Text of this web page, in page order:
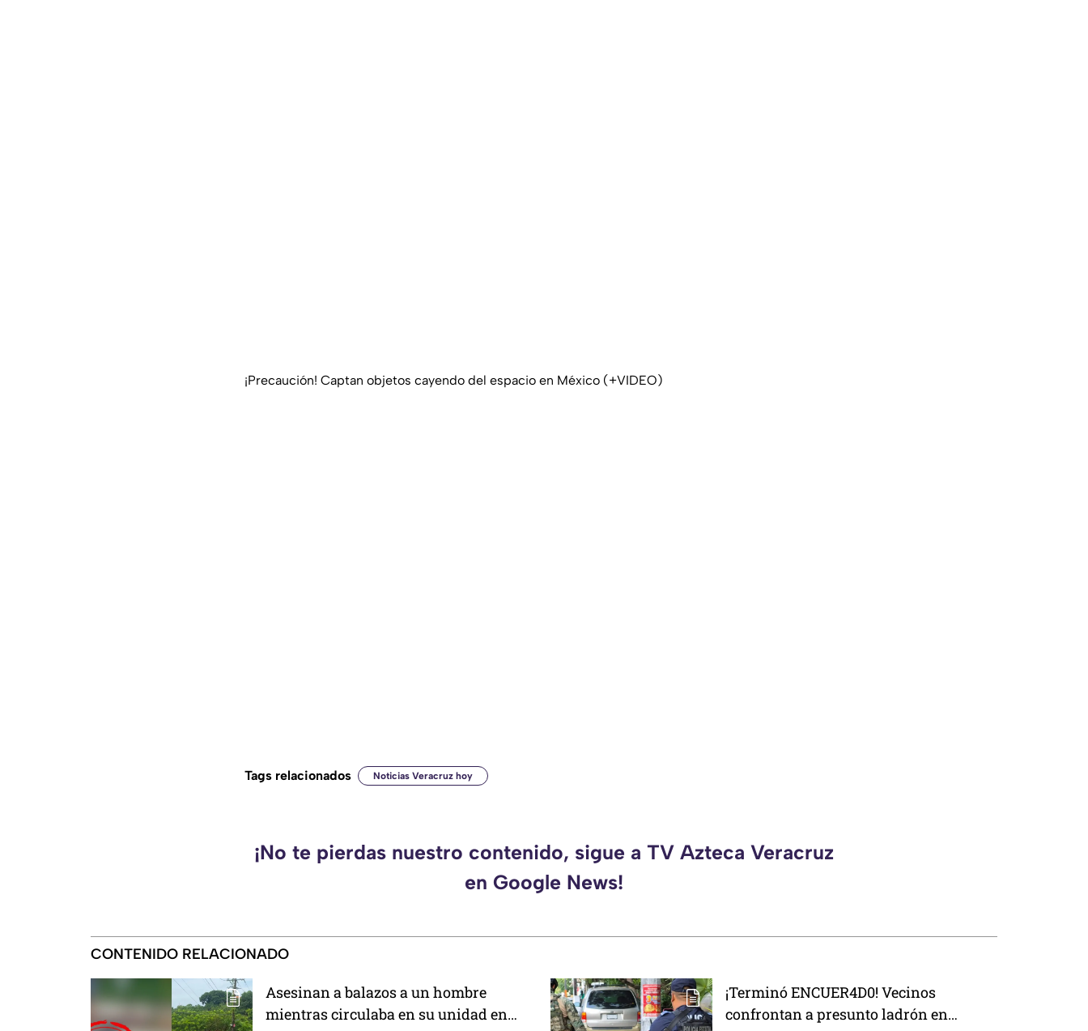
¡Precaución! Captan objetos cayendo del espacio en México (+VIDEO)
Tags relacionados Noticias Veracruz hoy
¡No te pierdas nuestro contenido, sigue a TV Azteca Veracruz
en Google News!
CONTENIDO RELACIONADO
Asesinan a balazos a un hombre
mientras circulaba en su unidad en
¡Terminó ENCUER4D0! Vecinos
confrontan a presunto ladrón en